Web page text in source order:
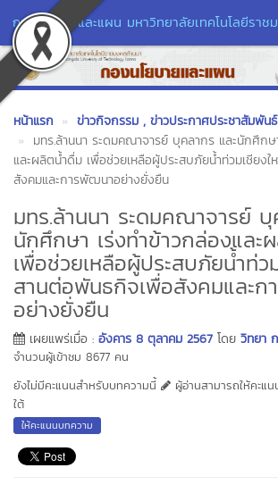
กองนโยบายและแผน มหาวิทยาลัยเทคโนโลยีราช
หน้าแรก ข่าวกิจกรรม , ข่าวประกาศประชาสัมพันธ์
มทร.ล้านนา ระดมคณาจารย์ บุคลากร และนักศึกษ
และผลิตน้ำดื่ม เพื่อช่วยเหลือผู้ประสบภัยน้ำท่วมเชียง
สังคมและการพัฒนาอย่างยั่งยืน
มทร.ล้านนา ระดมคณาจารย์ บุ
นักศึกษา เร่งทำข้าวกล่องและ
เพื่อช่วยเหลือผู้ประสบภัยน้ำท่ว
สานต่อพันธกิจเพื่อสังคมและ
อย่างยั่งยืน
เผยแพร่เมื่อ : อังคาร 8 ตุลาคม 2567 โดย วิทยา
จำนวนผู้เข้าชม 8677 คน
ยังไม่มีคะแนนสำหรับบทความนี้
ผู้อ่านสามารถให้คะแ
ใต้
ให้คะแนนบทความ